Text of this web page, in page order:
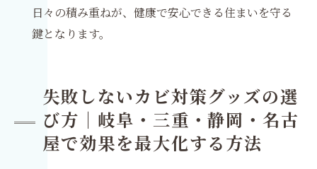
日々の積み重ねが、健康で安心できる住まいを守る
鍵となります。
失敗しないカビ対策グッズの選
び方｜岐阜・三重・静岡・名古
屋で効果を最大化する方法